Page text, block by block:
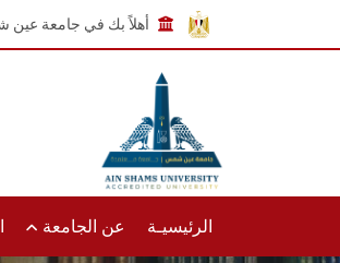
أهلاً بك في جامعة
الرئيسيـة عن الجامعة